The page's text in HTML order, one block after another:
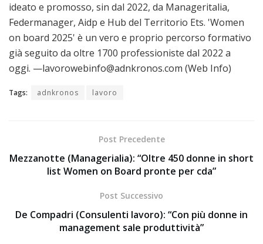
ideato e promosso, sin dal 2022, da Manageritalia,
Federmanager, Aidp e Hub del Territorio Ets. 'Women
on board 2025' è un vero e proprio percorso formativo
già seguito da oltre 1700 professioniste dal 2022 a
oggi. —lavorowebinfo@adnkronos.com (Web Info)
Tags: adnkronos lavoro
Post Precedente
Mezzanotte (Managerialia): “Oltre 450 donne in short
list Women on Board pronte per cda”
Post Successivo
De Compadri (Consulenti lavoro): “Con più donne in
management sale produttività”